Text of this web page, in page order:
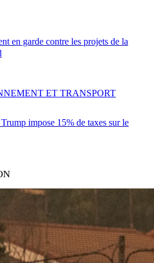
en garde contre les projets de la
impose 15% de taxes sur le
ET TRANSPORT